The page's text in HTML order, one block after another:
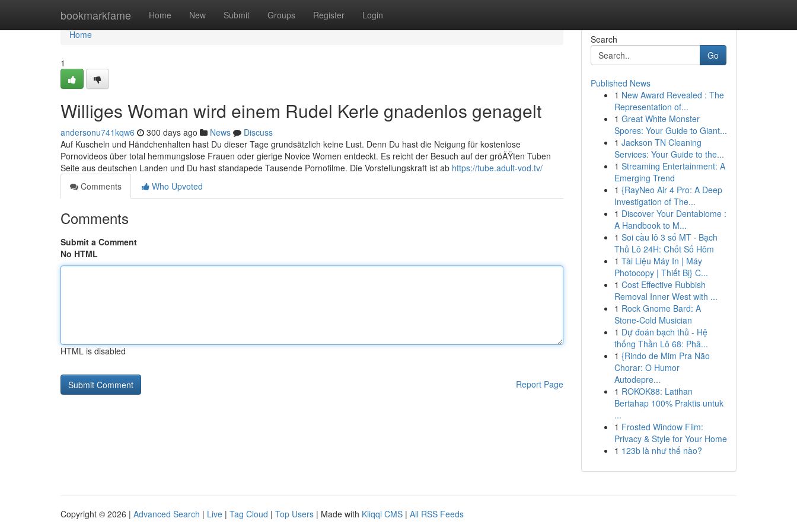
bookmarkfame Home New Submit Groups Register Login
Home
Home
1
Williges Woman wird einem Rudel Kerle gnadenlos genagelt
andersonu741kqw6 300 days ago News
Discuss
Auf Kuscheln und Händchenhalten hast Du dieser Tage grundsätzlich keine Lust. Denn Du hast die Neigung für kostenlose
Pornovideos über total hemmungslose Frauen oder gierige Novice Women entdeckt. Es reicht der Besuch auf der gröÃŸten Tuben
Seite aus deutschen Landen und Du hast standapede Tausende Pornofilme. Die Vorstellungskraft ist ab https://tube.adult-vod.tv/
Comments
Who Upvoted
Comments
Submit a Comment
No HTML
HTML is disabled
Report Page
Search
Go
Published News
1 New Award Revealed : The
Representation of...
1 Great White Monster
Spores: Your Guide to Giant...
1 Jackson TN Cleaning
Services: Your Guide to the...
1 Streaming Entertainment: A
Emerging Trend
1 {RayNeo Air 4 Pro: A Deep
Investigation of The...
1 Discover Your Dentabiome :
A Handbook to M...
1 Soi cầu lô 3 số MT · Bạch
Thủ Lô 24H: Chốt Số Hôm
1 Tài Liệu Máy In | Máy
Photocopy | Thiết Bị} C...
1 Cost Effective Rubbish
Removal Inner West with ...
1 Rock Gnome Bard: A
Stone-Cold Musician
1 Dự đoán bạch thủ - Hệ
thống Thần Lô 68: Phâ...
1 {Rindo de Mim Pra Não
Chorar: O Humor
Autodepre...
1 ROKOK88: Latihan
Bertahap 100% Praktis untuk
...
1 Frosted Window Film:
Privacy & Style for Your Home
1 123b là như thế nào?
Copyright © 2026 | Advanced Search | Live | Tag Cloud | Top Users | Made with Kliqqi CMS | All RSS Feeds